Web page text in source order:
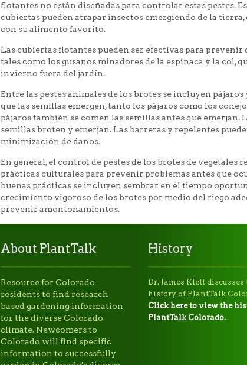
flotantes no están diseñadas para controlar estas pestes.
cubiertas pueden atrapar insectos emergiendo de la
con su alimento favorito.
Las cubiertas flotantes pueden ser efectivas para prevenir
tales como los gusanos minadores de la espinaca y la col,
invierno fuera del jardín.
Entre las pestes animales de los brotes se incluyen pájaros
que las semillas emergen, tanto los pájaros como los
pájaros también se comen las semillas antes que emerjan.
semillas broten y emerjan. Las barreras y repelentes
minimización de daños.
En general, el control de pestes de los brotes de vegetales
prácticas culturales para prevenir problemas antes que
buenas prácticas se incluyen sembrar en el tiempo
crecimiento vigoroso de los brotes por medio del riego
prevenir amontonamientos.
About PlantTalk
Resource for Colorado
residents to find research
based gardening information
for the diverse Colorado
climate. Newcomers to
Colorado will find specific
information to successfully
History
Dr. James Klett discusses
history of PlantTalk
Click here to view the
PlantTalk Colorado.